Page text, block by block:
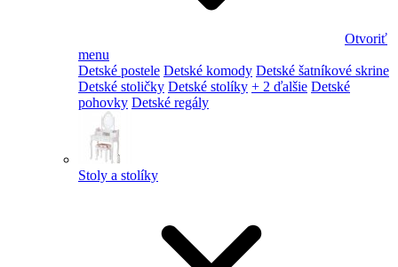
Otvoriť
menu
Detské postele Detské komody Detské šatníkové skrine
Detské stoličky Detské stolíky + 2 ďalšie Detské
pohovky Detské regály
Stoly a stolíky